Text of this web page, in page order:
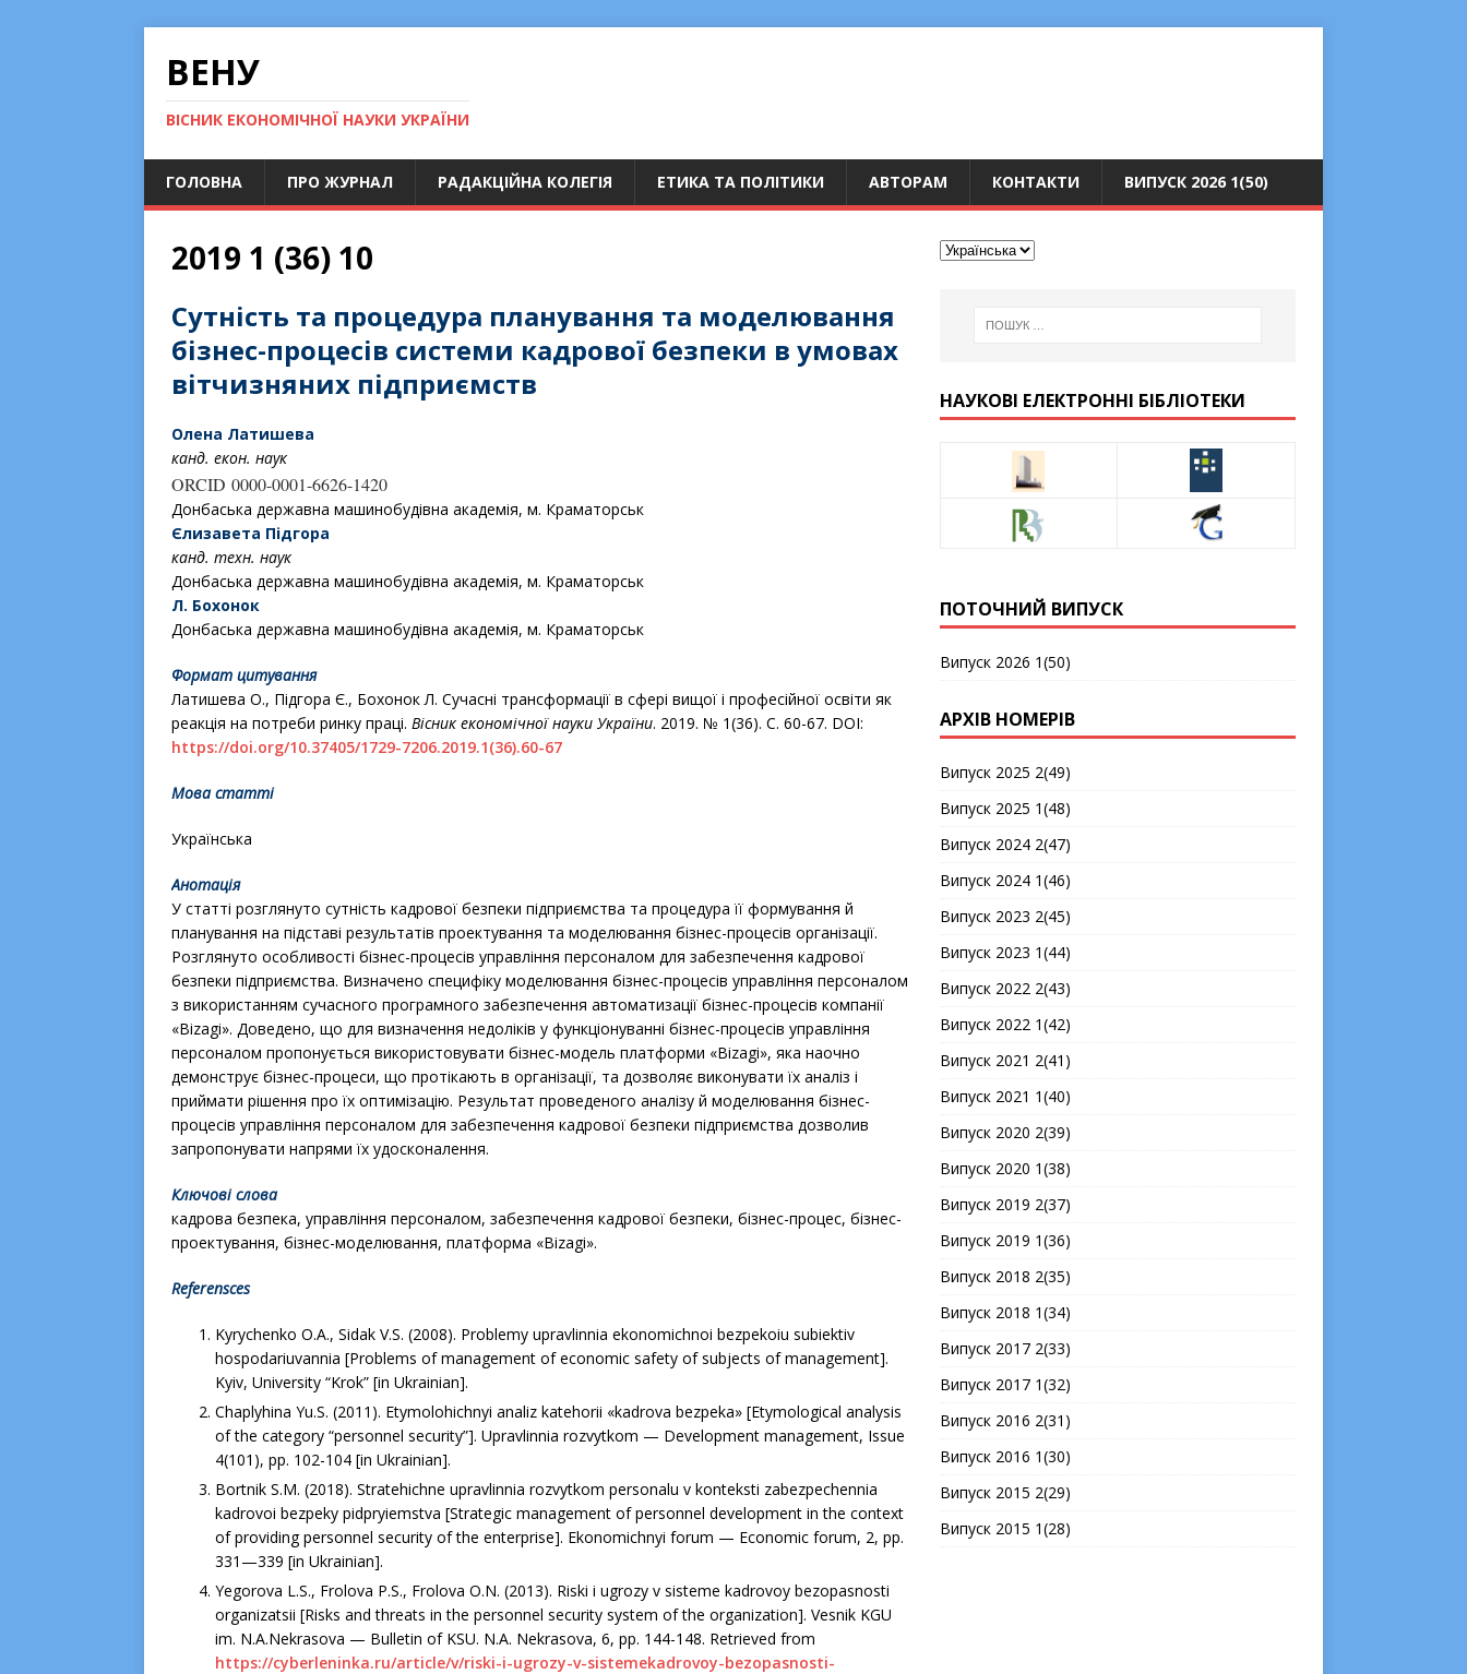
ВЕНУ
ВІСНИК ЕКОНОМІЧНОЇ НАУКИ УКРАЇНИ
ГОЛОВНА ПРО ЖУРНАЛ РАДАКЦІЙНА КОЛЕГІЯ ЕТИКА ТА ПОЛІТИКИ АВТОРАМ КОНТАКТИ ВИПУСК 2026 1(50)
2019 1 (36) 10
Сутність та процедура планування та моделювання
бізнес-процесів системи кадрової безпеки в умовах
вітчизняних підприємств
Олена Латишева
канд. екон. наук
ORCID 0000-0001-6626-1420
Донбаська державна машинобудівна академія, м. Краматорськ
Єлизавета Підгора
канд. техн. наук
Донбаська державна машинобудівна академія, м. Краматорськ
Л. Бохонок
Донбаська державна машинобудівна академія, м. Краматорськ
Формат цитування
Латишева О., Підгора Є., Бохонок Л. Сучасні трансформації в сфері вищої і професійної освіти як
реакція на потреби ринку праці. Вісник економічної науки України. 2019. № 1(36). С. 60-67. DOI:
https://doi.org/10.37405/1729-7206.2019.1(36).60-67
Мова статті
Українська
Анотація
У статті розглянуто сутність кадрової безпеки підприємства та процедура її формування й
планування на підставі результатів проектування та моделювання бізнес-процесів організації.
Розглянуто особливості бізнес-процесів управління персоналом для забезпечення кадрової
безпеки підприємства. Визначено специфіку моделювання бізнес-процесів управління персоналом
з використанням сучасного програмного забезпечення автоматизації бізнес-процесів компанії
«Bizagi». Доведено, що для визначення недоліків у функціонуванні бізнес-процесів управління
персоналом пропонується використовувати бізнес-модель платформи «Bizagi», яка наочно
демонструє бізнес-процеси, що протікають в організації, та дозволяє виконувати їх аналіз і
приймати рішення про їх оптимізацію. Результат проведеного аналізу й моделювання бізнес-
процесів управління персоналом для забезпечення кадрової безпеки підприємства дозволив
запропонувати напрями їх удосконалення.
Ключові слова
кадрова безпека, управління персоналом, забезпечення кадрової безпеки, бізнес-процес, бізнес-
проектування, бізнес-моделювання, платформа «Bizagi».
Referensces
Kyrychenko O.A., Sidak V.S. (2008). Problemy upravlinnia ekonomichnoi bezpekoiu subiektiv
hospodariuvannia [Problems of management of economic safety of subjects of management].
Kyiv, University “Krok” [in Ukrainian].
Chaplyhina Yu.S. (2011). Etymolohichnyi analiz katehorii «kadrova bezpeka» [Etymological analysis
of the category “personnel security”]. Upravlinnia rozvytkom — Development management, Issue
4(101), рр. 102-104 [in Ukrainian].
Bortnik S.M. (2018). Stratehichne upravlinnia rozvytkom personalu v konteksti zabezpechennia
kadrovoi bezpeky pidpryiemstva [Strategic management of personnel development in the context
of providing personnel security of the enterprise]. Ekonomichnyi forum — Economic forum, 2, рр.
331—339 [in Ukrainian].
Yegorova L.S., Frolova P.S., Frolova O.N. (2013). Riski i ugrozy v sisteme kadrovoy bezopasnosti
organizatsii [Risks and threats in the personnel security system of the organization]. Vesnik KGU
im. N.A.Nekrasova — Bulletin of KSU. N.A. Nekrasova, 6, рр. 144-148. Retrieved from
https://cyberleninka.ru/article/v/riski-i-ugrozy-v-sistemekadrovoy-bezopasnosti-
НАУКОВІ ЕЛЕКТРОННІ БІБЛІОТЕКИ
ПОТОЧНИЙ ВИПУСК
Випуск 2026 1(50)
АРХІВ НОМЕРІВ
Випуск 2025 2(49)
Випуск 2025 1(48)
Випуск 2024 2(47)
Випуск 2024 1(46)
Випуск 2023 2(45)
Випуск 2023 1(44)
Випуск 2022 2(43)
Випуск 2022 1(42)
Випуск 2021 2(41)
Випуск 2021 1(40)
Випуск 2020 2(39)
Випуск 2020 1(38)
Випуск 2019 2(37)
Випуск 2019 1(36)
Випуск 2018 2(35)
Випуск 2018 1(34)
Випуск 2017 2(33)
Випуск 2017 1(32)
Випуск 2016 2(31)
Випуск 2016 1(30)
Випуск 2015 2(29)
Випуск 2015 1(28)